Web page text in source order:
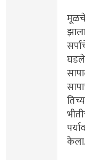
मूळचे
केला.